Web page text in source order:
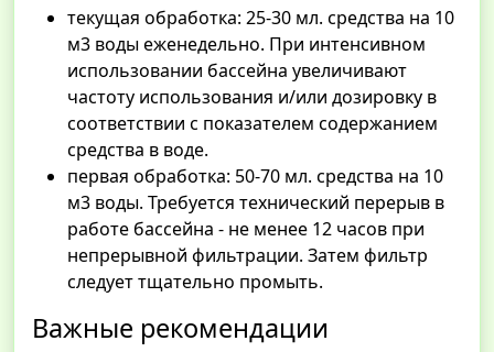
текущая обработка: 25-30 мл. средства на 10
м3 воды еженедельно. При интенсивном
использовании бассейна увеличивают
частоту использования и/или дозировку в
соответствии с показателем содержанием
средства в воде.
первая обработка: 50-70 мл. средства на 10
м3 воды. Требуется технический перерыв в
работе бассейна - не менее 12 часов при
непрерывной фильтрации. Затем фильтр
следует тщательно промыть.
Важные рекомендации